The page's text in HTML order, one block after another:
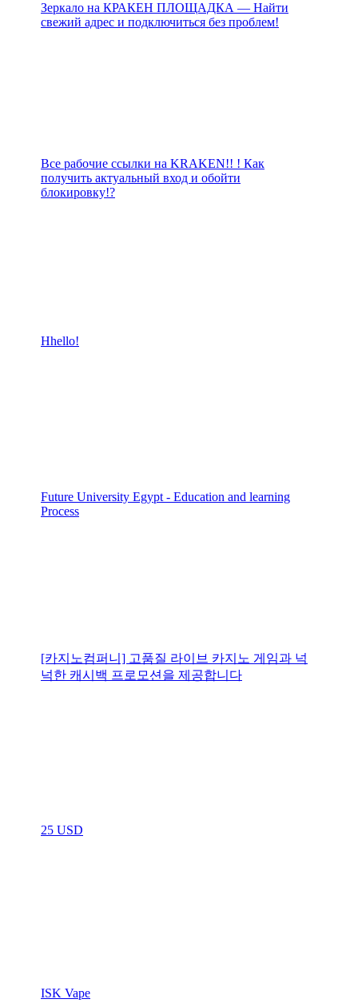
Зеркало на КРАКЕН ПЛОЩАДКА — Найти
свежий адрес и подключиться без проблем!
Все рабочие ссылки на KRAKEN!! ! Как
получить актуальный вход и обойти
блокировку!?
Hhello!
Future University Egypt - Education and learning
Process
[카지노컴퍼니] 고품질 라이브 카지노 게임과 넉
넉한 캐시백 프로모션을 제공합니다
25 USD
ISK Vape